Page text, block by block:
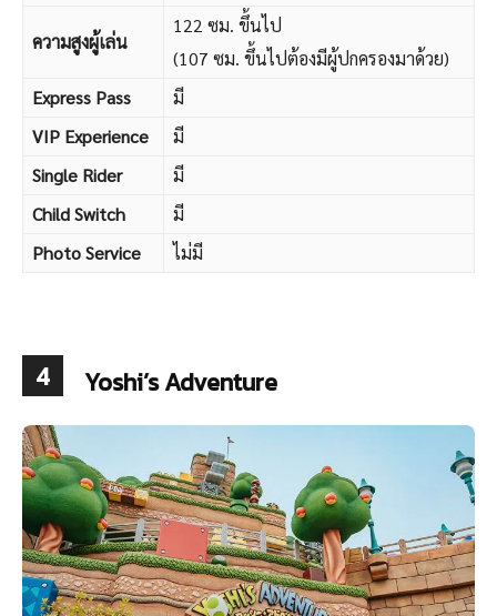
ความสูงผู้เล่น
122 ซม. ขึ้นไป
(107 ซม. ขึ้นไปต้องมีผู้ปกครองมาด้วย)
Express Pass
มี
VIP Experience
มี
Single Rider
มี
Child Switch
มี
Photo Service
ไม่มี
4 Yoshi’s Adventure